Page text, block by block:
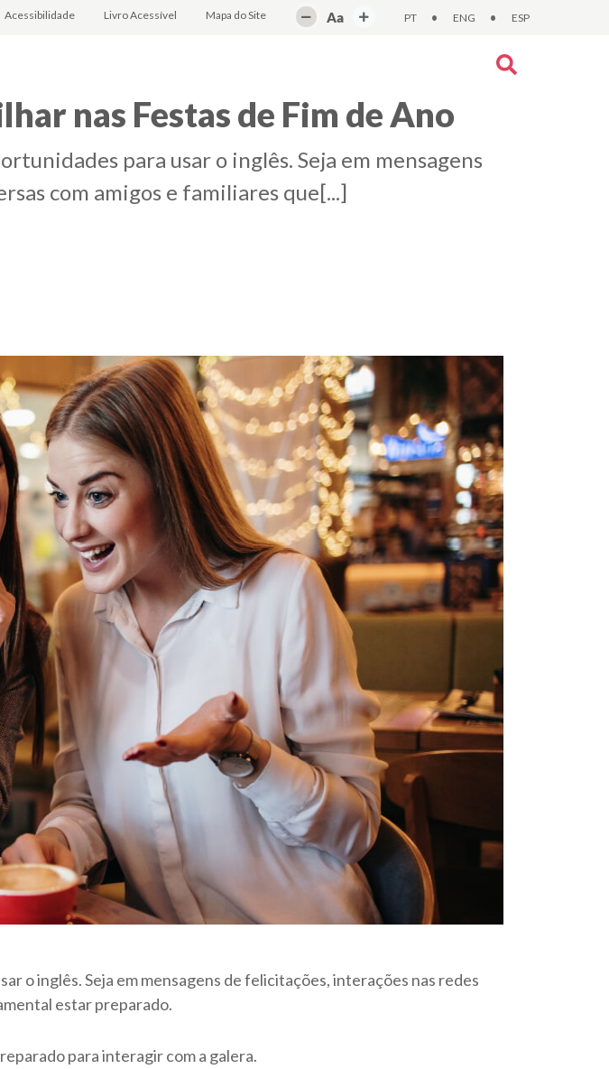
Acessibilidade Livro Acessível Mapa do Site Aa PT • ENG • ESP
nas Festas de Fim de Ano
para usar o inglês. Seja em mensagens
com amigos e familiares que[...]
o inglês. Seja em mensagens de felicitações, interações nas redes
estar preparado.
para interagir com a galera.